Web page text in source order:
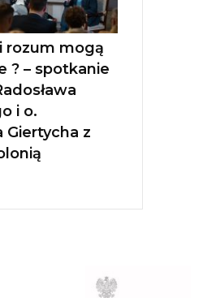
rozum mogą
? – spotkanie
i o.
Giertycha z